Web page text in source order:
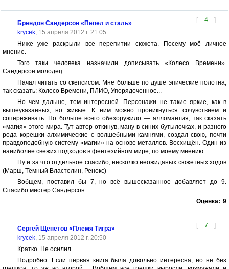
[ 4 ]
Брендон Сандерсон «Пепел и сталь»
krycek, 15 апреля 2012 г. 21:05
Ниже уже раскрыли все перепитии сюжета. Посему моё личное
мнение.
Того таки человека назначили дописывать «Колесо Времени».
Сандерсон молодец.
Начал читать со скепсисом. Мне больше по душе эпические полотна,
так сказать: Колесо Времени, ПЛИО, Упорядоченное...
Но чем дальше, тем интересней. Персонажи не такие яркие, как в
вышеуказанных, но живые. К ним можно проникнуться сочувствием и
сопереживать. Но больше всего обезоружило — алломантия, так сказать
«магия» этого мира. Тут автор откинув, ману в синих бутылочках, и разного
рода корешки алхимические с волшебными камнями, создал свою, почти
правдоподобную систему «магии» на основе металлов. Восхищён. Один из
наииболее свежих подходов в фентезийном мире, по моему мнению.
Ну и за что отдельное спасибо, несколко неожиданых сюжетных ходов
(Марш, Тёмный Властелин, Ренокс)
Вобщем, поставил бы 7, но всё вышесказанное добавляет до 9.
Спасибо мистер Сандерсон.
Оценка: 9
[ 7 ]
Сергей Щепетов «Племя Тигра»
krycek, 15 апреля 2012 г. 20:50
Кратко. Не осилил.
Подробно. Если первая книга была довольно интересна, но не без